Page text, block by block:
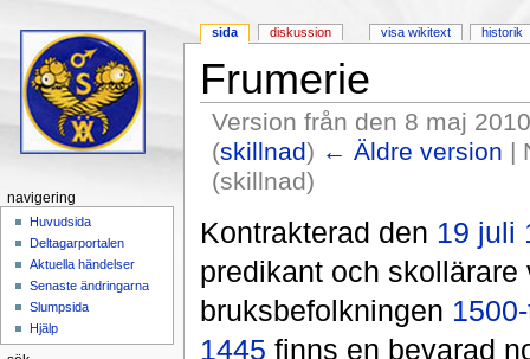
Frumerie
Version från den 8 maj
(skillnad) ← Äldre version |
(skillnad)
Kontrakterad den 19 juli
predikant och
bruksbefolkningen
1445 finns en bevarad
sida diskussion visa wikitext historik
navigering
Huvudsida
Deltagarportalen
Aktuella händelser
Senaste ändringarna
Slumpsida
Hjälp